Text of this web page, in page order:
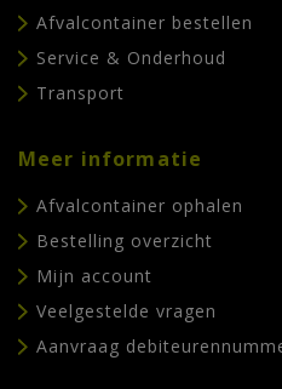
Afvalcontainer bestellen
Service & Onderhoud
Transport
Meer informatie
Afvalcontainer ophalen
Bestelling overzicht
Mijn account
Veelgestelde vragen
Aanvraag